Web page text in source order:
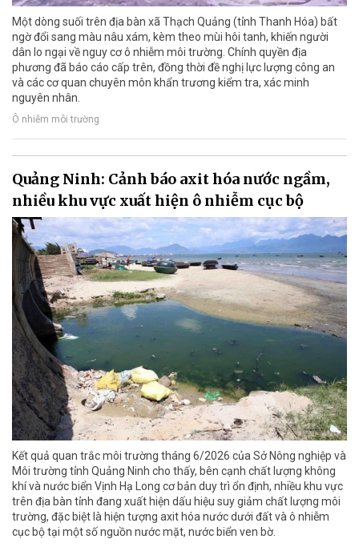
Một dòng suối trên địa bàn xã Thạch Quảng (tỉnh Thanh Hóa) bất
ngờ đổi sang màu nâu xám, kèm theo mùi hôi tanh, khiến người
dân lo ngại về nguy cơ ô nhiễm môi trường. Chính quyền địa
phương đã báo cáo cấp trên, đồng thời đề nghị lực lượng công an
và các cơ quan chuyên môn khẩn trương kiểm tra, xác minh
nguyên nhân.
Ô nhiễm môi trường
Quảng Ninh: Cảnh báo axit hóa nước ngầm,
nhiều khu vực xuất hiện ô nhiễm cục bộ
Kết quả quan trắc môi trường tháng 6/2026 của Sở Nông nghiệp và
Môi trường tỉnh Quảng Ninh cho thấy, bên cạnh chất lượng không
khí và nước biển Vịnh Hạ Long cơ bản duy trì ổn định, nhiều khu vực
trên địa bàn tỉnh đang xuất hiện dấu hiệu suy giảm chất lượng môi
trường, đặc biệt là hiện tượng axit hóa nước dưới đất và ô nhiễm
cục bộ tại một số nguồn nước mặt, nước biển ven bờ.